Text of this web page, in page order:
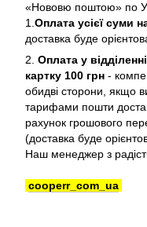
«Нововю поштою» по
1. Оплата усієї суми
доставка буде
2. Оплата у
картку 100 грн -
обидві сторони, якщо
тарифами пошти
рахунок грошового
(доставка буде
Наш менеджер з
cooperr_com_ua